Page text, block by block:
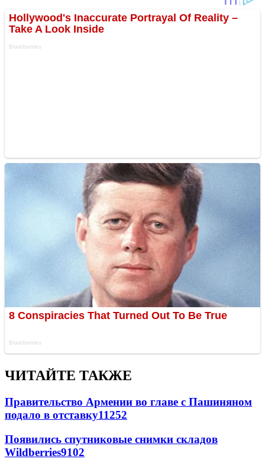
ЧИТАЙТЕ ТАКЖЕ
Правительство Армении во главе с Пашиняном
подало в отставку11252
Появились спутниковые снимки складов
Wildberries9102